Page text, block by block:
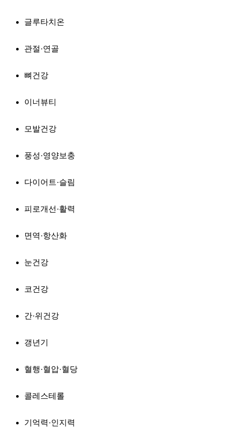
글루타치온
관절·연골
뼈건강
이너뷰티
모발건강
풍성·영양보충
다이어트·슬림
피로개선·활력
면역·항산화
눈건강
코건강
간·위건강
갱년기
혈행·혈압·혈당
콜레스테롤
기억력·인지력